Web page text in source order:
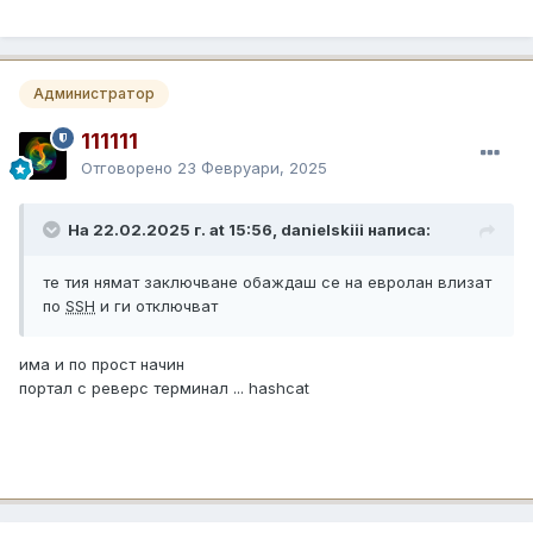
Администратор
111111
Отговорено 23 Февруари, 2025
На 22.02.2025 г. at 15:56, danielskiii написа:
те тия нямат заключване обаждаш се на евролан влизат
по SSH и ги отключват
има и по прост начин
портал с реверс терминал ... hashcat